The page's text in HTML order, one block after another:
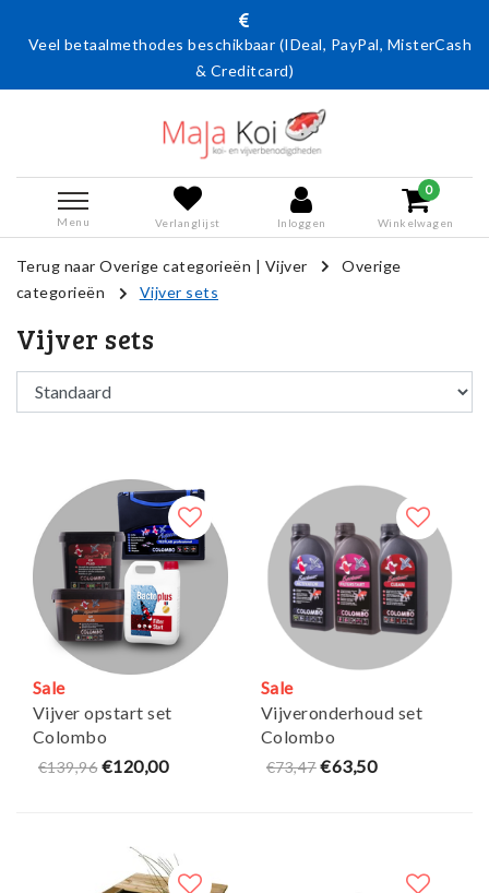
Veel betaalmethodes beschikbaar (IDeal, PayPal, MisterCash
& Creditcard)
Menu Verlanglijst Inloggen
0
Winkelwagen
Terug naar Overige categorieën | Vijver
Overige
categorieën
Vijver sets
Vijver sets
Sale
Vijver opstart set
Colombo
€139,96 €120,00
Sale
Vijveronderhoud set
Colombo
€73,47 €63,50